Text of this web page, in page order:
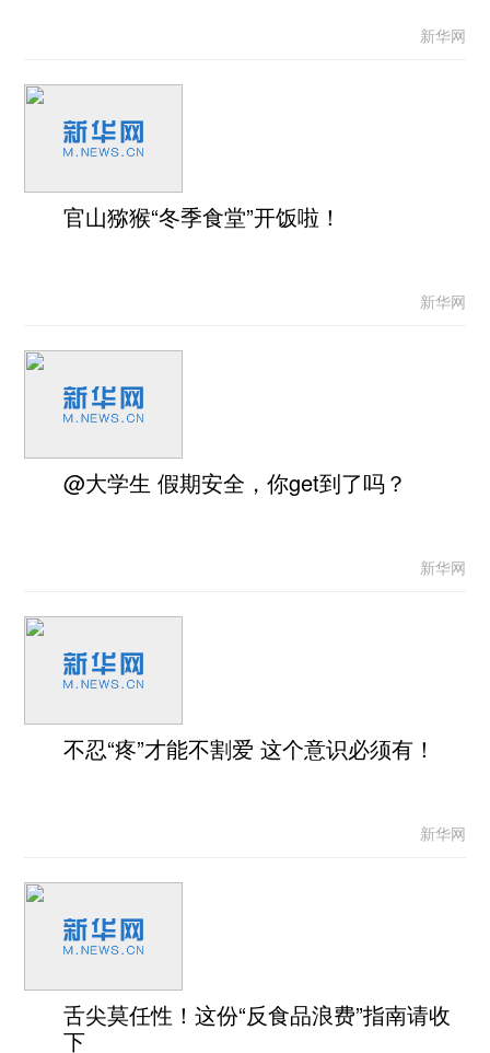
新华网
官山猕猴“冬季食堂”开饭啦！
新华网
@大学生 假期安全，你get到了吗？
新华网
不忍“疼”才能不割爱 这个意识必须有！
新华网
舌尖莫任性！这份“反食品浪费”指南请收
下